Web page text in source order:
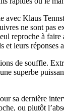
Klaus
ne sont pas
à
et leurs réponses
de souffle.
superbe
dernière
ou plutôt